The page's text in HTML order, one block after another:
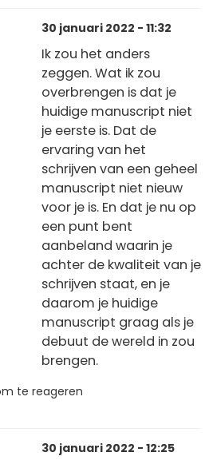
30 januari 2022 - 11:32
Ik zou het anders
zeggen. Wat ik zou
overbrengen is dat je
huidige manuscript niet
je eerste is. Dat de
ervaring van het
schrijven van een geheel
manuscript niet nieuw
voor je is. En dat je nu op
een punt bent
aanbeland waarin je
achter de kwaliteit van je
schrijven staat, en je
daarom je huidige
manuscript graag als je
debuut de wereld in zou
brengen.
te reageren
30 januari 2022 - 12:25